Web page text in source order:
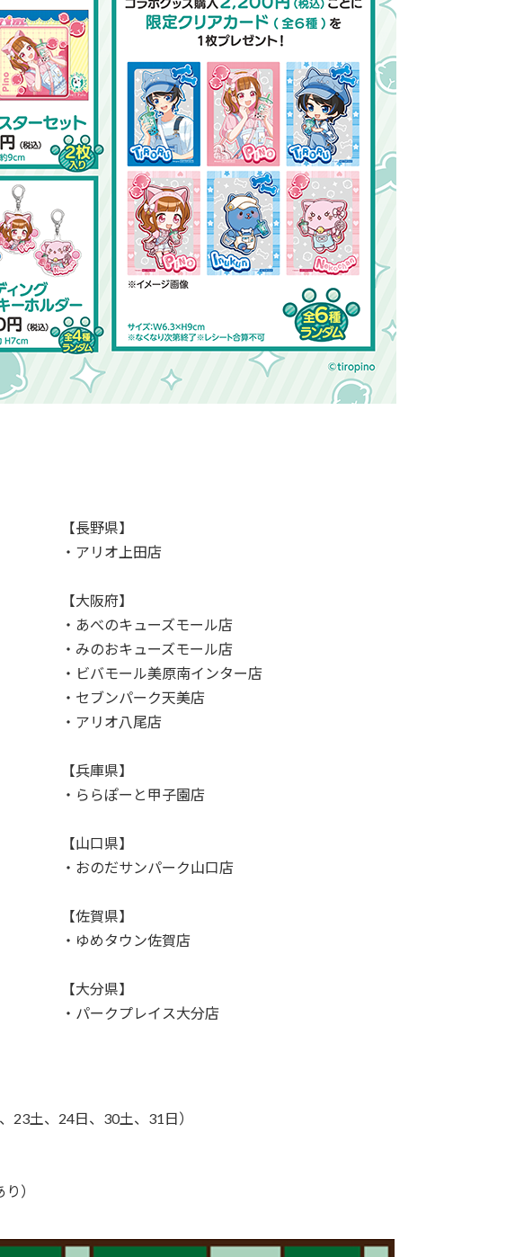
【長野県】
・アリオ上田店
【大阪府】
・あべのキューズモール店
・みのおキューズモール店
・ビバモール美原南インター店
・セブンパーク天美店
・アリオ八尾店
【兵庫県】
・ららぽーと甲子園店
【山口県】
・おのだサンパーク山口店
【佐賀県】
・ゆめタウン佐賀店
【大分県】
・パークプレイス大分店
土、24日、30土、31日）
）